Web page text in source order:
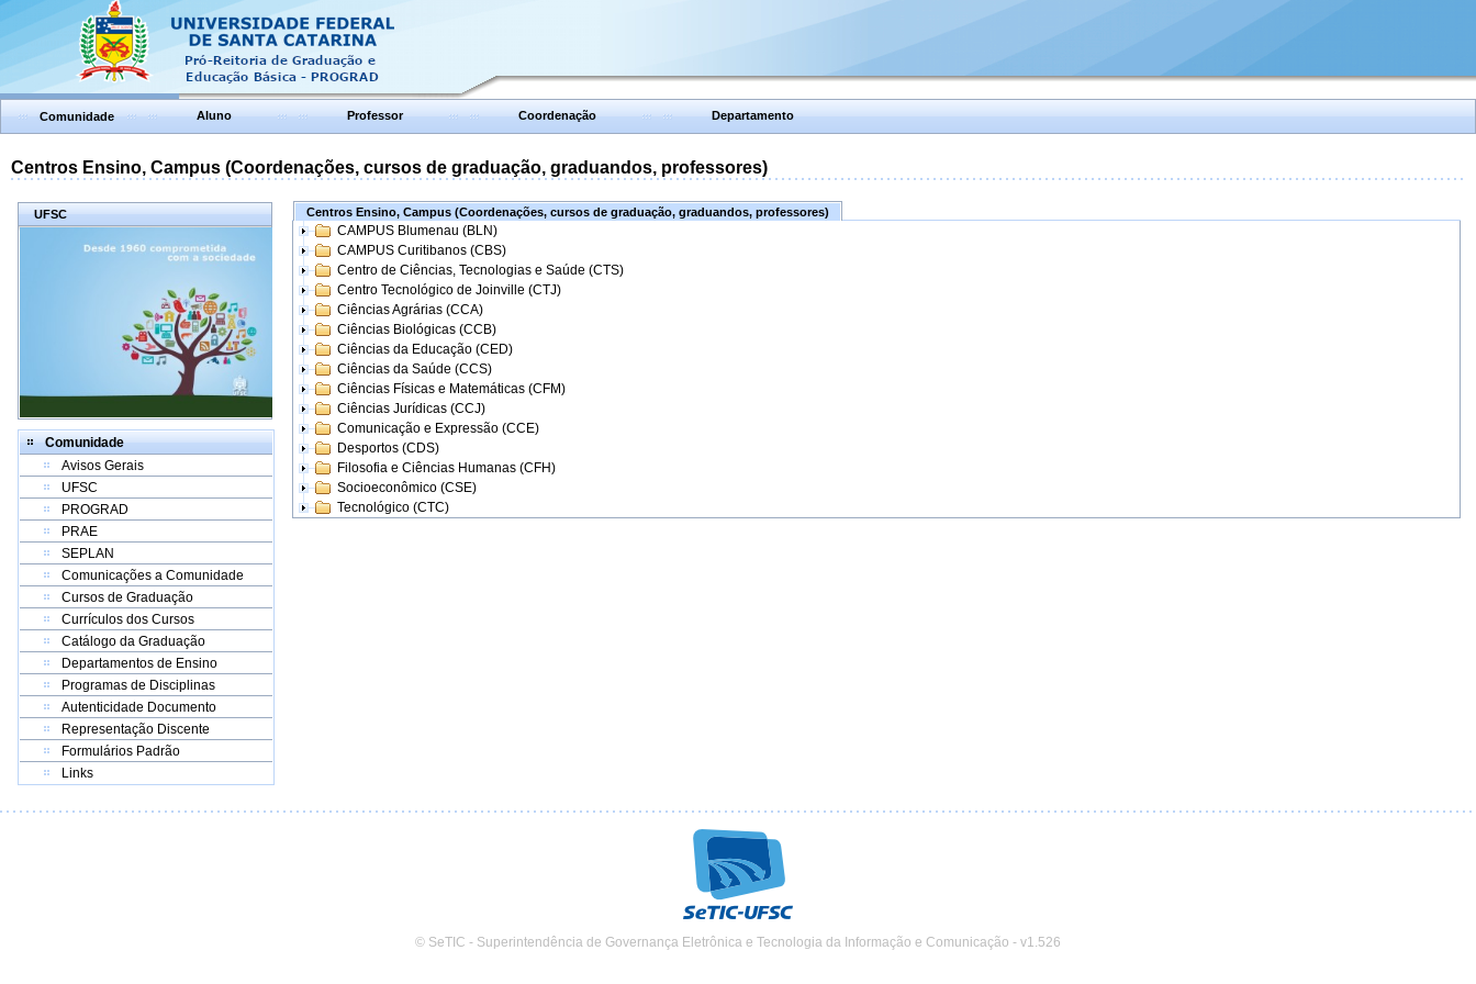
Comunidade Aluno Professor Coordenação Departamento
Centros Ensino, Campus (Coordenações, cursos de graduação, graduandos, professores)
UFSC
Comunidade
Avisos Gerais
UFSC
PROGRAD
PRAE
SEPLAN
Comunicações a Comunidade
Cursos de Graduação
Currículos dos Cursos
Catálogo da Graduação
Departamentos de Ensino
Programas de Disciplinas
Autenticidade Documento
Representação Discente
Formulários Padrão
Links
Centros Ensino, Campus (Coordenações, cursos de graduação, graduandos, professores)
CAMPUS Blumenau (BLN)
CAMPUS Curitibanos (CBS)
Centro de Ciências, Tecnologias e Saúde (CTS)
Centro Tecnológico de Joinville (CTJ)
Ciências Agrárias (CCA)
Ciências Biológicas (CCB)
Ciências da Educação (CED)
Ciências da Saúde (CCS)
Ciências Físicas e Matemáticas (CFM)
Ciências Jurídicas (CCJ)
Comunicação e Expressão (CCE)
Desportos (CDS)
Filosofia e Ciências Humanas (CFH)
Socioeconômico (CSE)
Tecnológico (CTC)
© SeTIC - Superintendência de Governança Eletrônica e Tecnologia da Informação e Comunicação - v1.526